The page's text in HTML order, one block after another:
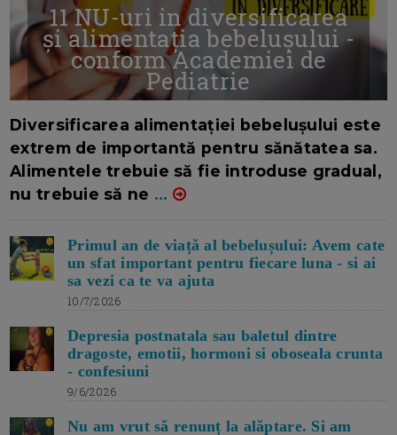
11 NU-uri in diversificarea
și alimentația bebelușului -
conform Academiei de
Pediatrie
Diversificarea alimentației bebelușului este
extrem de importantă pentru sănătatea sa.
Alimentele trebuie să fie introduse gradual,
nu trebuie să ne ...
Primul an de viață al bebelușului: Avem cate
un sfat important pentru fiecare luna - si ai
sa vezi ca te va ajuta
10/7/2026
Depresia postnatala sau baletul dintre
dragoste, emotii, hormoni si oboseala crunta
- confesiuni
9/6/2026
Nu am vrut să renunț la alăptare. Si am